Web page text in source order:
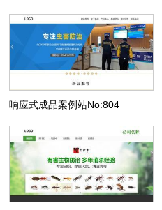
响应式成品案例站No:804